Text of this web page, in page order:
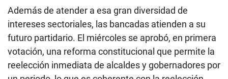
Además de atender a esa gran diversidad de
intereses sectoriales, las bancadas atienden a su
futuro partidario. El miércoles se aprobó, en primera
votación, una reforma constitucional que permite la
reelección inmediata de alcaldes y gobernadores por